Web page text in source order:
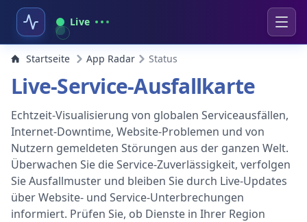
Live
Startseite App Radar Status
Live-Service-Ausfallkarte
Echtzeit-Visualisierung von globalen Serviceausfällen,
Internet-Downtime, Website-Problemen und von
Nutzern gemeldeten Störungen aus der ganzen Welt.
Überwachen Sie die Service-Zuverlässigkeit, verfolgen
Sie Ausfallmuster und bleiben Sie durch Live-Updates
über Website- und Service-Unterbrechungen
informiert. Prüfen Sie, ob Dienste in Ihrer Region